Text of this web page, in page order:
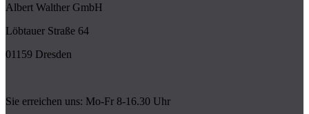
Albert Walther GmbH
Löbtauer Straße 64
01159 Dresden
Sie erreichen uns: Mo-Fr 8-16.30 Uhr